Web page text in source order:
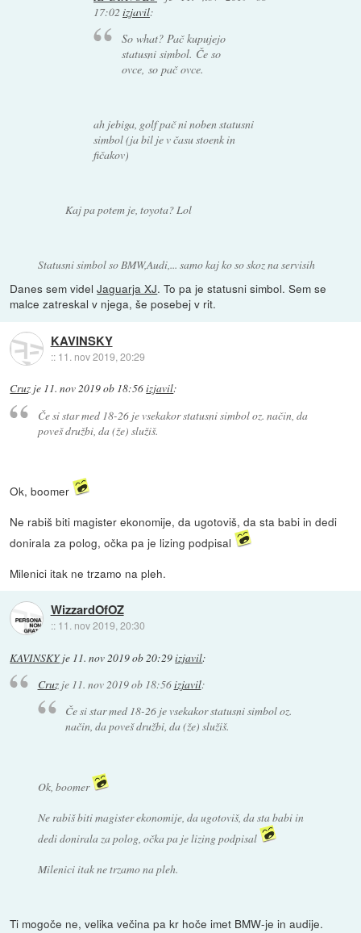
17:02izjavil:
So what? Pač kupujejo
statusni simbol. Če so
ovce, so pač ovce.
ah jebiga, golf pač ni noben statusni
simbol (ja bil je v času stoenk in
fičakov)
Kaj pa potem je, toyota? Lol
Statusni simbol so BMW,Audi,... samo kaj ko so skoz na servisih
Danes sem videlJaguarja XJ. To pa je statusni simbol. Sem se
malce zatreskal v njega, še posebej v rit.
KAVINSKY
:: 11. nov 2019, 20:29
Cruz je 11. nov 2019 ob 18:56izjavil:
Če si star med 18-26 je vsekakor statusni simbol oz. način, da
poveš družbi, da (že) služiš.
Ok, boomer
Ne rabiš biti magister ekonomije, da ugotoviš, da sta babi in dedi
donirala za polog, očka pa je lizing podpisal
Milenici itak ne trzamo na pleh.
WizzardOfOZ
:: 11. nov 2019, 20:30
KAVINSKYje 11. nov 2019 ob 20:29izjavil:
Cruzje 11. nov 2019 ob 18:56izjavil:
Če si star med 18-26 je vsekakor statusni simbol oz.
način, da poveš družbi, da (že) služiš.
Ok, boomer
Ne rabiš biti magister ekonomije, da ugotoviš, da sta babi in
dedi donirala za polog, očka pa je lizing podpisal
Milenici itak ne trzamo na pleh.
Ti mogoče ne, velika večina pa kr hoče imet BMW-je in audije.